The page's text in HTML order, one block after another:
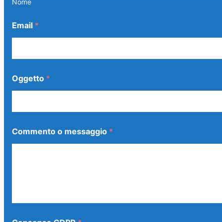
Nome
Email *
Oggetto *
Commento o messaggio *